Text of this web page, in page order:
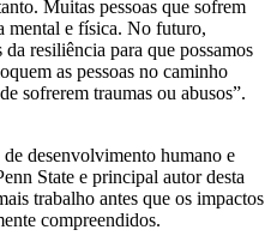
Muitas pessoas que sofrem
mental e física. No futuro,
da resiliência para que possamos
as pessoas no caminho
sofrerem traumas ou abusos”.
desenvolvimento humano e
State e principal autor desta
trabalho antes que os impactos
compreendidos.